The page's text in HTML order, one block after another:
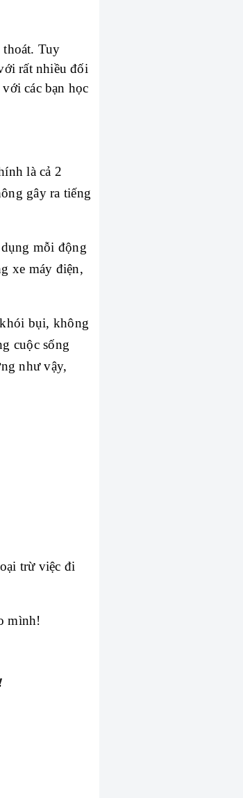
thoát. Tuy
rất nhiều đối
các bạn học
là cả 2
gây ra tiếng
mỗi động
xe máy điện,
bụi, không
cuộc sống
như vậy,
trừ việc đi
mình!